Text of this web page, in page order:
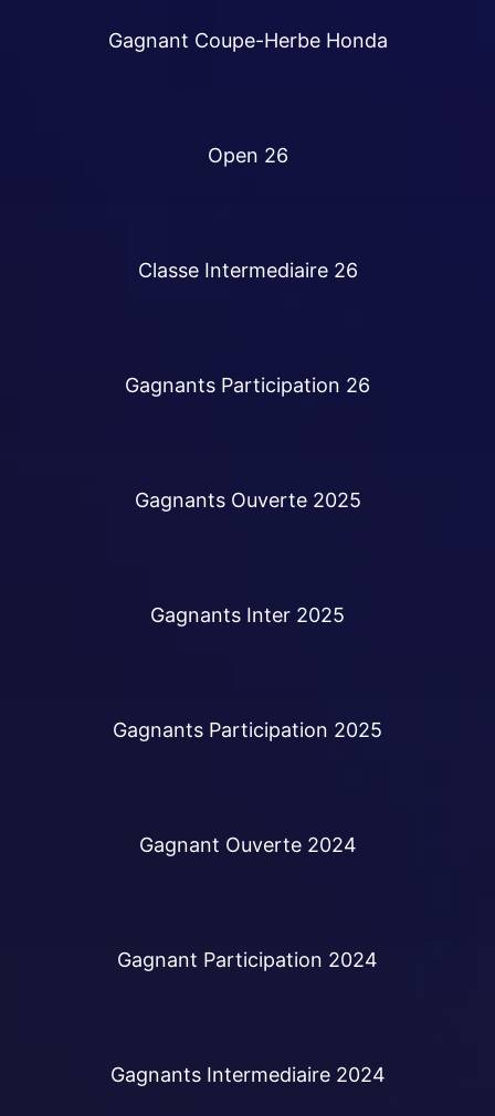
NOUVELLES
ALBUM PHOTOS
Gagnant Coupe-Herbe Honda
Open 26
Classe Intermediaire 26
Gagnants Participation 26
Gagnants Ouverte 2025
Gagnants Inter 2025
Gagnants Participation 2025
Gagnant Ouverte 2024
Gagnant Participation 2024
Gagnants Intermediaire 2024